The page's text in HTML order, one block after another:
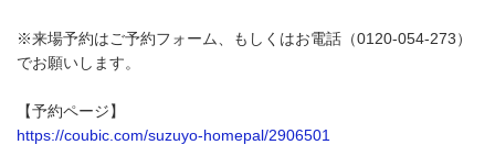
※来場予約はご予約フォーム、もしくはお電話（0120-054-273）
でお願いします。
【予約ページ】
https://coubic.com/suzuyo-homepal/2906501